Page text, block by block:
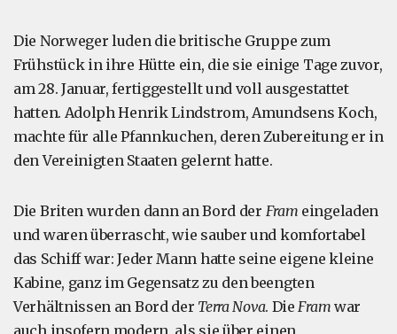
Die Norweger luden die britische Gruppe zum
Frühstück in ihre Hütte ein, die sie einige Tage zuvor,
am 28. Januar, fertiggestellt und voll ausgestattet
hatten. Adolph Henrik Lindstrom, Amundsens Koch,
machte für alle Pfannkuchen, deren Zubereitung er in
den Vereinigten Staaten gelernt hatte.
Die Briten wurden dann an Bord der Fram eingeladen
und waren überrascht, wie sauber und komfortabel
das Schiff war: Jeder Mann hatte seine eigene kleine
Kabine, ganz im Gegensatz zu den beengten
Verhältnissen an Bord der Terra Nova. DieFram war
auch insofern modern, als sie über einen